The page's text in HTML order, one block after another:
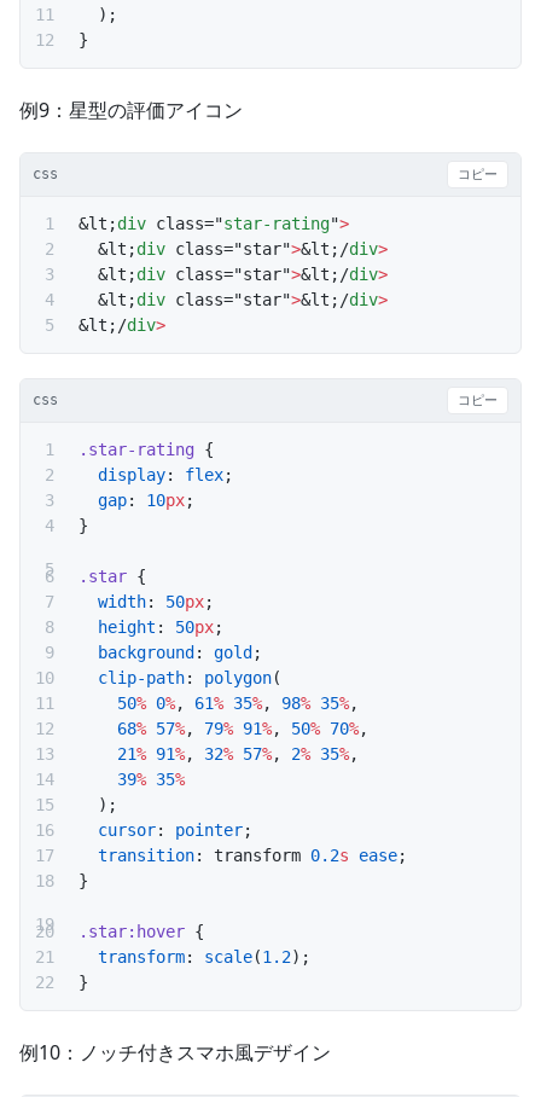
  );
}
例9：星型の評価アイコン
css コピー
&lt;div class="star-rating">
  &lt;
div class="star">&lt;/div>
  &lt;
div class="star">&lt;/div>
  &lt;
div class="star">&lt;/div>
&lt;/div>
css コピー
.star-rating {
  display
: flex;
  gap
: 10px;
}
.star {
  width
: 50px;
  height
: 50px;
  background
: gold ;
  clip-path
: polygon(
    50
% 0%, 61% 35%, 98% 35%,
    68
% 57%, 79% 91%, 50% 70%,
    21
% 91%, 32% 57%, 2% 35%,
    39
% 35%
  );
  cursor
: pointer;
  transition
: transform 0.2s ease;
}
.star:hover {
  transform
: scale(1.2);
}
例10：ノッチ付きスマホ風デザイン